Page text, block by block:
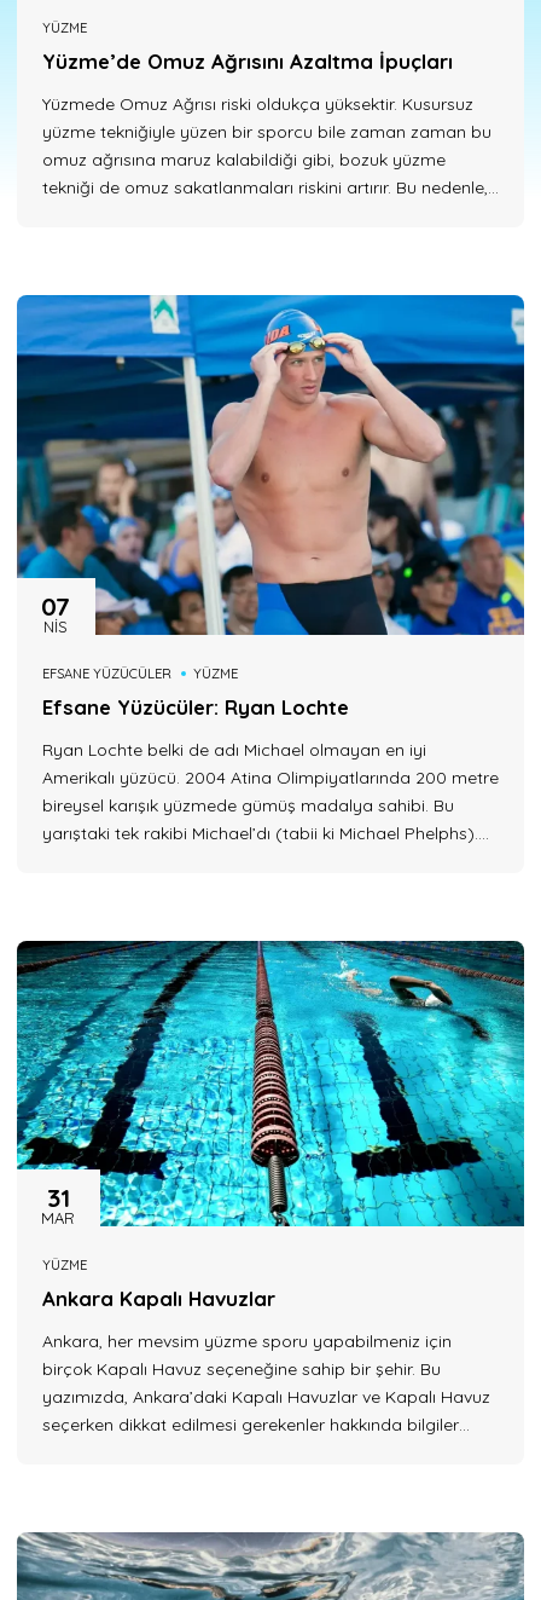
YÜZME
Yüzme’de Omuz Ağrısını Azaltma İpuçları
Yüzmede Omuz Ağrısı riski oldukça yüksektir. Kusursuz
yüzme tekniğiyle yüzen bir sporcu bile zaman zaman bu
omuz ağrısına maruz kalabildiği gibi, bozuk yüzme
tekniği de omuz sakatlanmaları riskini artırır. Bu nedenle,
Serbest stil yüzmede su üstü...
07
NIS
EFSANE YÜZÜCÜLER YÜZME
Efsane Yüzücüler: Ryan Lochte
Ryan Lochte belki de adı Michael olmayan en iyi
Amerikalı yüzücü. 2004 Atina Olimpiyatlarında 200 metre
bireysel karışık yüzmede gümüş madalya sahibi. Bu
yarıştaki tek rakibi Michael’dı (tabii ki Michael Phelphs).
Çalışıyor?...
31
MAR
YÜZME
Ankara Kapalı Havuzlar
Ankara, her mevsim yüzme sporu yapabilmeniz için
birçok Kapalı Havuz seçeneğine sahip bir şehir. Bu
yazımızda, Ankara’daki Kapalı Havuzlar ve Kapalı Havuz
seçerken dikkat edilmesi gerekenler hakkında bilgiler
Havuzlar sıcaklık kontrollü ve elementlerden
korunaklıdırlar, bu da...